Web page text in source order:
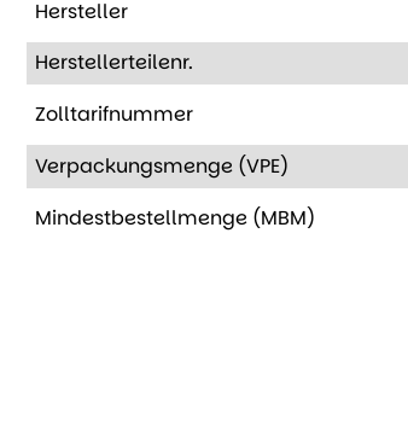
Hersteller
Herstellerteilenr.
Zolltarifnummer
Verpackungsmenge (VPE)
Mindestbestellmenge (MBM)